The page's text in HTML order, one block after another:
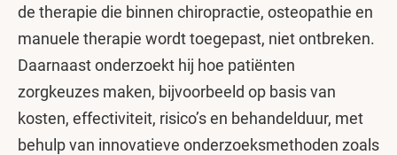
de therapie die binnen chiropractie, osteopathie en
manuele therapie wordt toegepast, niet ontbreken.
Daarnaast onderzoekt hij hoe patiënten
zorgkeuzes maken, bijvoorbeeld op basis van
kosten, effectiviteit, risico’s en behandelduur, met
behulp van innovatieve onderzoeksmethoden zoals